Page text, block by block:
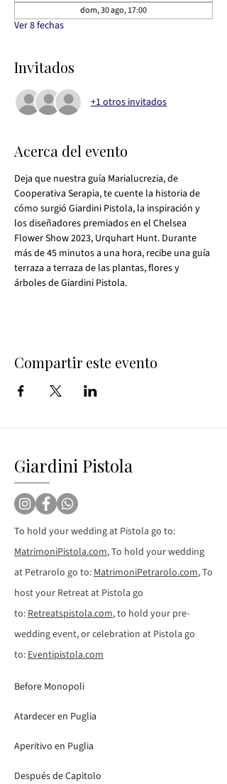
dom, 30 ago, 17:00
Ver 8 fechas
Invitados
+1 otros invitados
Acerca del evento
Deja que nuestra guía Marialucrezia, de
Cooperativa Serapia, te cuente la historia de
cómo surgió Giardini Pistola, la inspiración y
los diseñadores premiados en el Chelsea
Flower Show 2023, Urquhart Hunt. Durante
más de 45 minutos a una hora, recibe una guía
terraza a terraza de las plantas, flores y
árboles de Giardini Pistola.
Compartir este evento
Giardini Pistola
To hold your wedding at Pistola go to:
MatrimoniPistola.com, To hold your wedding
at Petrarolo go to:MatrimoniPetrarolo.com, To
host your Retreat at Pistola go
to:Retreatspistola.com, to hold your pre-
wedding event, or celebration at Pistola go
to:Eventipistola.com
Before Monopoli
Atardecer en Puglia
Aperitivo en Puglia
Después de Capitolo